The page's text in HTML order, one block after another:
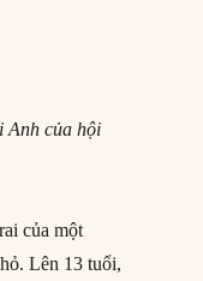
Anh của hội
của một
Lên 13 tuổi,